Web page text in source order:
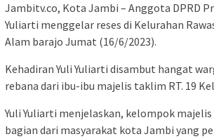
Jambitv.co, Kota Jambi – Anggota DPRD
Yuliarti menggelar reses di Kelurahan
Alam barajo Jumat (16/6/2023).
Kehadiran Yuli Yuliarti disambut hangat
rebana dari ibu-ibu majelis taklim RT. 19
Yuli Yuliarti menjelaskan, kelompok
bagian dari masyarakat kota Jambi yang